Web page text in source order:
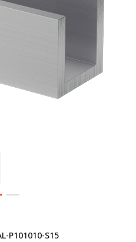
мебель
профиля
P101010-S15